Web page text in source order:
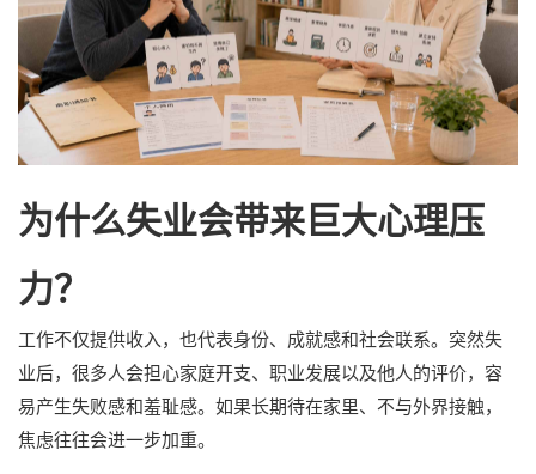
为什么失业会带来巨大心理压
力？
工作不仅提供收入，也代表身份、成就感和社会联系。突然失
业后，很多人会担心家庭开支、职业发展以及他人的评价，容
易产生失败感和羞耻感。如果长期待在家里、不与外界接触，
焦虑往往会进一步加重。